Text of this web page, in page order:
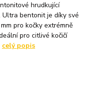
hrudkující
bentonit je díky své
pro kočky extrémně
pro citlivé kočičí
celý popis